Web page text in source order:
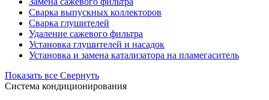
Сварка выпускных коллекторов
Сварка глушителей
Удаление сажевого фильтра
Установка глушителей и насадок
Установка и замена катализатора на пламегаситель
Показать все Свернуть
Система кондиционирования